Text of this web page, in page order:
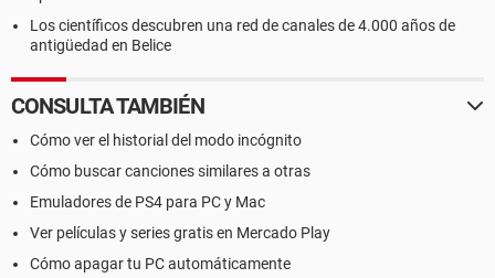
Los científicos descubren una red de canales de 4.000 años de
antigüedad en Belice
CONSULTA TAMBIÉN
Cómo ver el historial del modo incógnito
Cómo buscar canciones similares a otras
Emuladores de PS4 para PC y Mac
Ver películas y series gratis en Mercado Play
Cómo apagar tu PC automáticamente